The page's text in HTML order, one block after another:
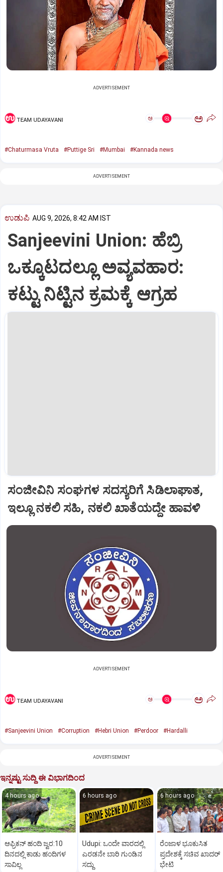
ADVERTISEMENT
TEAM UDAYAVANI ಅ ಅ
#Chaturmasa Vruta #Puttige Sri #Mumbai #Kannada news
ADVERTISEMENT
ಉಡುಪಿ AUG 9, 2026, 8:42 AM IST
Sanjeevini Union: ಹೆಬ್ರಿ
ಒಕ್ಕೂಟದಲ್ಲೂ ಅವ್ಯವಹಾರ:
ಕಟ್ಟು ನಿಟ್ಟಿನ ಕ್ರಮಕ್ಕೆ ಆಗ್ರಹ
ಸಂಜೀವಿನಿ ಸಂಘಗಳ ಸದಸ್ಯರಿಗೆ ಸಿಡಿಲಾಘಾತ,
ಇಲ್ಲೂ ನಕಲಿ ಸಹಿ, ನಕಲಿ ಖಾತೆಯದ್ದೇ ಹಾವಳಿ
ADVERTISEMENT
TEAM UDAYAVANI ಅ ಅ
#Sanjeevini Union #Corruption #Hebri Union #Perdoor #Hardalli
ADVERTISEMENT
ಇನ್ನಷ್ಟು ಸುದ್ದಿ ಈ ವಿಭಾಗದಿಂದ
4 hours ago
ಆಫ್ರಿಕನ್‌ ಹಂದಿ ಜ್ವರ:10
ದಿನದಲ್ಲಿ ಕಾಡು ಹಂದಿಗಳ
ಸಾವಿಲ್ಲ
6 hours ago
Udupi: ಒಂದೇ ವಾರದಲ್ಲಿ
ಎರಡನೇ ಬಾರಿ ಗುಂಡಿನ
ಸದ್ದು
6 hours ago
ರೆಂಜಾಳ ಭೂಕುಸಿತ
ಪ್ರದೇಶಕ್ಕೆ ಸಚಿವ ಖಾದರ್‌
ಭೇಟಿ